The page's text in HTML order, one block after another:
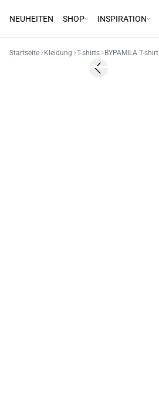
NEUHEITEN SHOP INSPIRATION
Startseite Kleidung T-shirts BYPAMILA T-shirt
60%Previous slide